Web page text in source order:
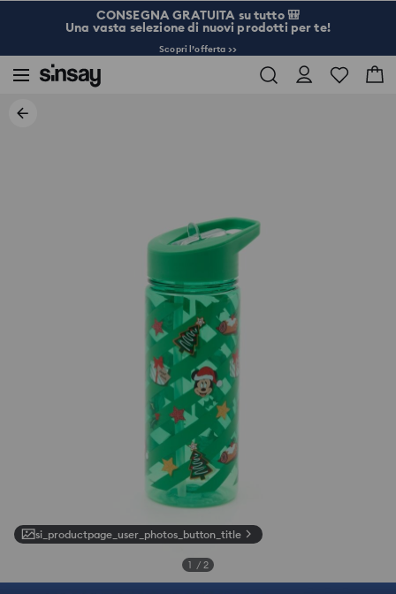
CONSEGNA GRATUITA su tutto 🎒
Una vasta selezione di nuovi prodotti per te!
Scopri l’offerta >>
si_productpage_user_photos_button_title
1 / 2